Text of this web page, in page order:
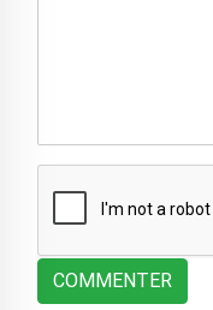
COMMENTER